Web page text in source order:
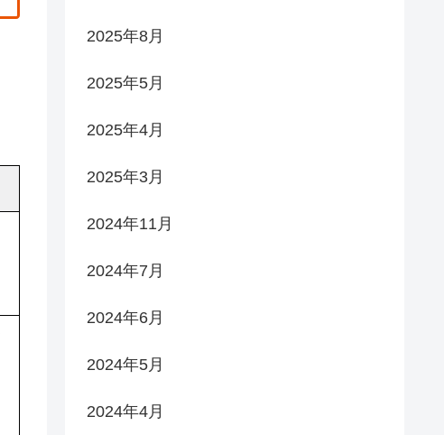
2025年8月
2025年5月
2025年4月
2025年3月
2024年11月
2024年7月
2024年6月
2024年5月
2024年4月